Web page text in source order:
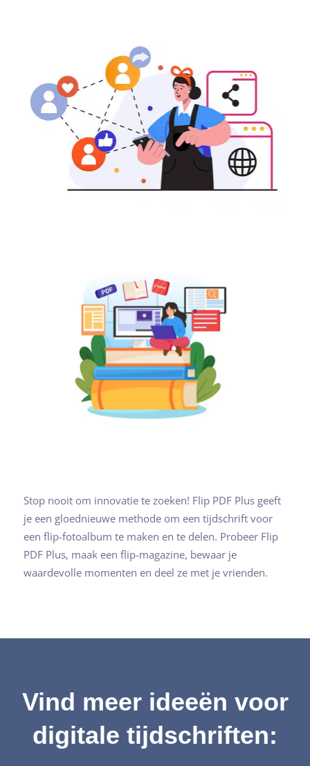
Stop nooit om innovatie te zoeken! Flip PDF Plus geeft
je een gloednieuwe methode om een tijdschrift voor
een flip-fotoalbum te maken en te delen. Probeer Flip
PDF Plus, maak een flip-magazine, bewaar je
waardevolle momenten en deel ze met je vrienden.
Vind meer ideeën voor
digitale tijdschriften: